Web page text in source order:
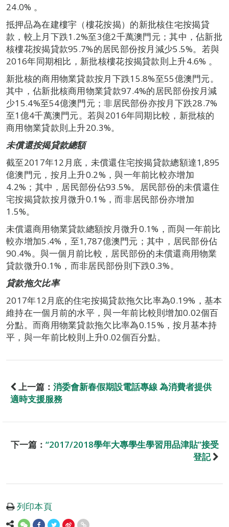
24.0% 。
抵押品為在建樓宇（樓花按揭）的新批核住宅按揭貸
款，較上月下跌1.2%至3億2千萬澳門元；其中，佔新批
核樓花按揭貸款95.7%的居民部份按月減少5.5%。若與
2016年同期相比，新批核樓花按揭貸款則上升4.6% 。
新批核的商用物業貸款按月下跌15.8%至55億澳門元。
其中，佔新批核商用物業貸款97.4%的居民部份按月減
少15.4%至54億澳門元；非居民部份亦按月下跌28.7%
至1億4千萬澳門元。若與2016年同期比較，新批核的
商用物業貸款則上升20.3%。
未償還按揭貸款總額
截至2017年12月底，未償還住宅按揭貸款總額達1,895
億澳門元，按月上升0.2%，與一年前比較亦增加
4.2%；其中，居民部份佔93.5%。居民部份的未償還住
宅按揭貸款按月微升0.1%，而非居民部份亦增加
1.5%。
未償還商用物業貸款總額按月微升0.1%，而與一年前比
較亦增加5.4%，至1,787億澳門元；其中，居民部份佔
90.4%。與一個月前比較，居民部份的未償還商用物業
貸款微升0.1%，而非居民部份則下跌0.3%。
貸款拖欠比率
2017年12月底的住宅按揭貸款拖欠比率為0.19%，基本
維持在一個月前的水平，與一年前比較則增加0.02個百
分點。而商用物業貸款拖欠比率為0.15%，按月基本持
平，與一年前比較則上升0.02個百分點。
上一篇： 消委會新春假期設電話專線 為消費者提供
適時支援服務
下一篇： “2017/2018學年大專學生學習用品津貼”接受
登記
列印本頁